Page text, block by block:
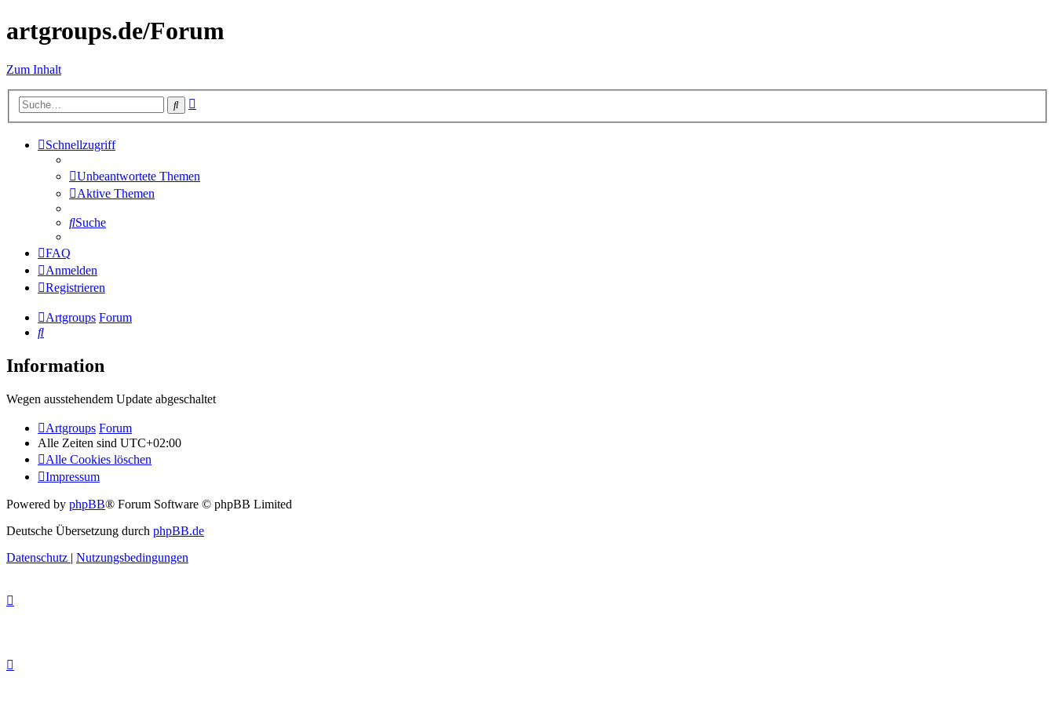
artgroups.de/Forum
Zum Inhalt
Suche
Schnellzugriff
Unbeantwortete Themen
Aktive Themen
Suche
FAQ
Anmelden
Registrieren
Artgroups Forum
Suche
Information
Wegen ausstehendem Update abgeschaltet
Artgroups Forum
Alle Zeiten sind UTC+02:00
Alle Cookies löschen
Impressum
Powered by phpBB® Forum Software © phpBB Limited
Deutsche Übersetzung durch phpBB.de
Datenschutz | Nutzungsbedingungen